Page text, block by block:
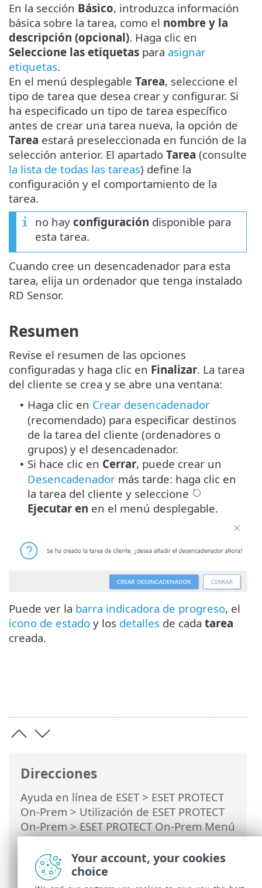
Direcciones
Ayuda en línea de ESET> ESET PROTECT
On-Prem > Utilización de ESET PROTECT
On-Prem>ESET PROTECT On-Prem Menú
principal>Tareas>Tareas del cliente>
Restablecimiento de la base de datos de
Rogue Detection Sensor
En la sección Básico, introduzca información
básica sobre la tarea, como el nombre y la
descripción (opcional). Haga clic en
Seleccione las etiquetas para asignar
etiquetas.
En el menú desplegable Tarea, seleccione el
tipo de tarea que desea crear y configurar. Si
ha especificado un tipo de tarea específico
antes de crear una tarea nueva, la opción de
Tarea estará preseleccionada en función de la
selección anterior. El apartado Tarea (consulte
la lista de todas las tareas) define la
configuración y el comportamiento de la
tarea.
no hay configuración disponible para
esta tarea.
Cuando cree un desencadenador para esta
tarea, elija un ordenador que tenga instalado
RD Sensor.
Resumen
Revise el resumen de las opciones
configuradas y haga clic en Finalizar. La tarea
del cliente se crea y se abre una ventana:
• Haga clic en Crear desencadenador
(recomendado) para especificar destinos
de la tarea del cliente (ordenadores o
grupos) y el desencadenador.
• Si hace clic en Cerrar, puede crear un
Desencadenador más tarde: haga clic en
la tarea del cliente y seleccione
Ejecutar en en el menú desplegable.
Puede ver la barra indicadora de progreso, el
icono de estado y los detalles de cada tarea
creada.
Your account, your cookies
choice